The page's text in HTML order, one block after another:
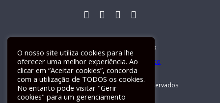
Livro de Reclamações Electrónico
GALILEU 2026 © Todos os direitos reservados
O nosso site utiliza cookies para lhe
oferecer uma melhor experiência. Ao
clicar em “Aceitar cookies”, concorda
com a utilização de TODOS os cookies.
No entanto pode visitar "Gerir
cookies" para um gerenciamento